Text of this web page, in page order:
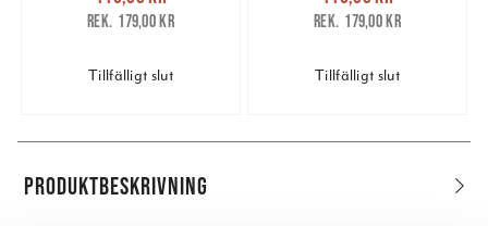
115,00 krTidigare pris
179,00 kr
179,00 kr
Tillfälligt slut
115,00 krTidigare pris
179,00 kr
179,00 kr
Tillfälligt slut
PRODUKTBESKRIVNING